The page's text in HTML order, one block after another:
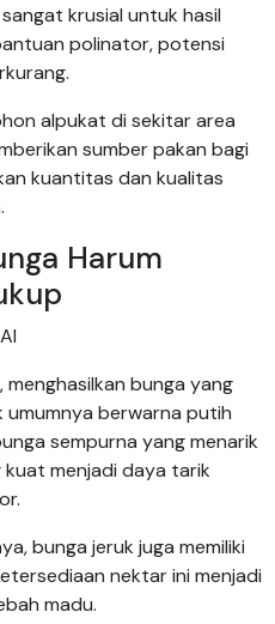
krusial untuk hasil
polinator, potensi
alpukat di sekitar area
sumber pakan bagi
kuantitas dan kualitas
Harum
bunga yang
umumnya berwarna putih
sempurna yang menarik
menjadi daya tarik
bunga jeruk juga memiliki
nektar ini menjadi
madu.